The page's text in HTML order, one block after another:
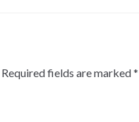
Required fields are marked*